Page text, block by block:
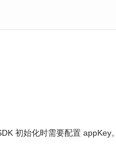
初始化时需要配置 appKey。